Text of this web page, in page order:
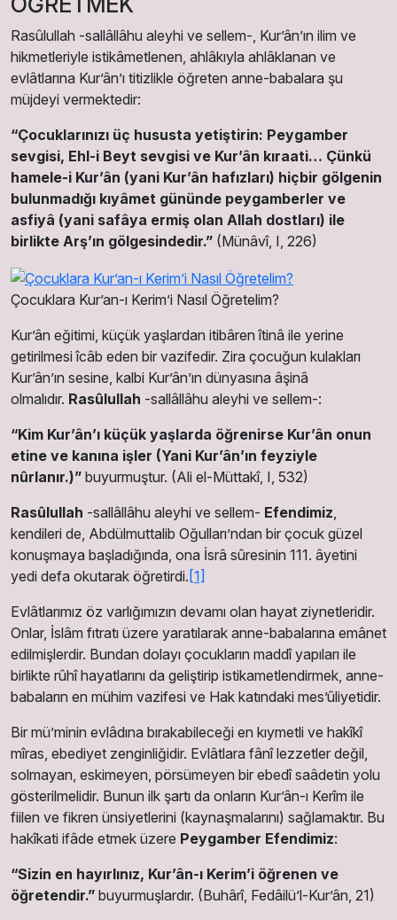
Rasûlullah -sallâllâhu aleyhi ve sellem-, Kur’ân’ın ilim ve
hikmetleriyle istikâmetlenen, ahlâkıyla ahlâklanan ve
evlâtlarına Kur’ân’ı titizlikle öğreten anne-babalara şu
müjdeyi vermektedir:
“Çocuklarınızı üç hususta yetiştirin: Peygamber
sevgisi, Ehl-i Beyt sevgisi ve Kur’ân kıraati… Çünkü
hamele-i Kur’ân (yani Kur’ân hafızları) hiçbir gölgenin
bulunmadığı kıyâmet gününde peygamberler ve
asfiyâ (yani safâya ermiş olan Allah dostları) ile
birlikte Arş’ın gölgesindedir.” (Münâvî, I, 226)
Çocuklara Kur’an-ı Kerim’i Nasıl Öğretelim?
Kur’ân eğitimi, küçük yaşlardan itibâren îtinâ ile yerine
getirilmesi îcâb eden bir vazifedir. Zira çocuğun kulakları
Kur’ân’ın sesine, kalbi Kur’ân’ın dünyasına âşinâ
olmalıdır. Rasûlullah -sallâllâhu aleyhi ve sellem-:
“Kim Kur’ân’ı küçük yaşlarda öğrenirse Kur’ân onun
etine ve kanına işler (Yani Kur’ân’ın feyziyle
nûrlanır.)” buyurmuştur. (Ali el-Müttakî, I, 532)
Rasûlullah -sallâllâhu aleyhi ve sellem- Efendimiz
kendileri de, Abdülmuttalib Oğulları’ndan bir çocuk güzel
konuşmaya başladığında, ona İsrâ sûresinin 111. âyetini
yedi defa okutarak öğretirdi. [1]
Evlâtlarımız öz varlığımızın devamı olan hayat ziynetleridir.
Onlar, İslâm fıtratı üzere yaratılarak anne-babalarına emânet
edilmişlerdir. Bundan dolayı çocukların maddî yapıları ile
birlikte rûhî hayatlarını da geliştirip istikametlendirmek, anne-
babaların en mühim vazifesi ve Hak katındaki mes’ûliyetidir.
Bir mü’minin evlâdına bırakabileceği en kıymetli ve hakîkî
mîras, ebediyet zenginliğidir. Evlâtlara fânî lezzetler değil,
solmayan, eskimeyen, pörsümeyen bir ebedî saâdetin yolu
gösterilmelidir. Bunun ilk şartı da onların Kur’ân-ı Kerîm ile
fiilen ve fikren ünsiyetlerini (kaynaşmalarını) sağlamaktır. Bu
hakîkati ifâde etmek üzere Peygamber Efendimiz:
“Sizin en hayırlınız, Kur’ân-ı Kerim’i öğrenen ve
öğretendir.” buyurmuşlardır. (Buhârî, Fedâilü’l-Kur’ân, 21)